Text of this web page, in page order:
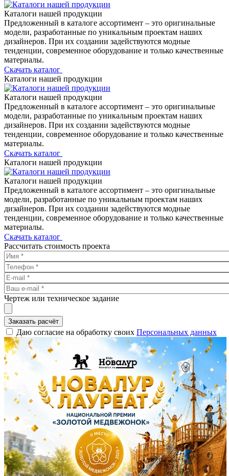
Каталоги нашей продукции
Предложенный в каталоге ассортимент – это оригинальные
модели, разработанные по уникальным проектам наших
дизайнеров. При их создании задействуются модные
тенденции, современное оборудование и только качественные
материалы.
Скачать каталог
Каталоги нашей продукции
Каталоги нашей продукции
Предложенный в каталоге ассортимент – это оригинальные
модели, разработанные по уникальным проектам наших
дизайнеров. При их создании задействуются модные
тенденции, современное оборудование и только качественные
материалы.
Скачать каталог
Каталоги нашей продукции
Каталоги нашей продукции
Предложенный в каталоге ассортимент – это оригинальные
модели, разработанные по уникальным проектам наших
дизайнеров. При их создании задействуются модные
тенденции, современное оборудование и только качественные
материалы.
Скачать каталог
Рассчитать стоимость проекта
Чертеж или техническое задание
Заказать расчёт
Даю согласие на обработку своих Персональных данных